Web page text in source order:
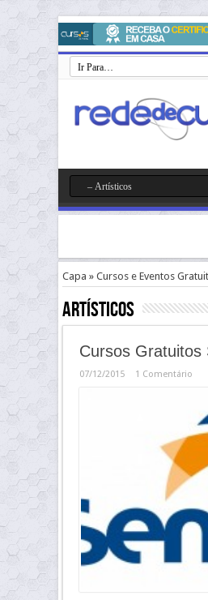
Capa » Cursos e Eventos
Artísticos
Cursos Gratuitos
07/12/2015 1 Comentário